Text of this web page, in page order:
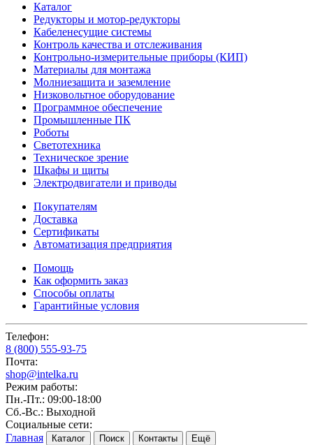
Каталог
Редукторы и мотор-редукторы
Кабеленесущие системы
Контроль качества и отслеживания
Контрольно-измерительные приборы (КИП)
Материалы для монтажа
Молниезащита и заземление
Низковольтное оборудование
Программное обеспечение
Промышленные ПК
Роботы
Светотехника
Техническое зрение
Шкафы и щиты
Электродвигатели и приводы
Покупателям
Доставка
Сертификаты
Автоматизация предприятия
Помощь
Как оформить заказ
Способы оплаты
Гарантийные условия
Телефон:
8 (800) 555-93-75
Почта:
shop@intelka.ru
Режим работы:
Пн.-Пт.: 09:00-18:00
Сб.-Вс.: Выходной
Социальные сети:
Главная
Каталог Поиск Контакты Ещё